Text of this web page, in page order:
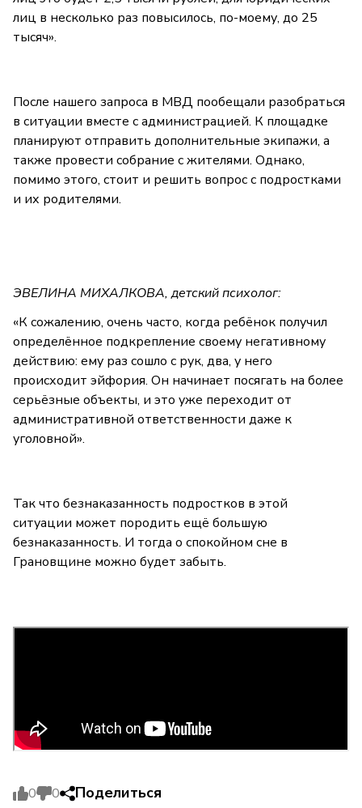
лиц в несколько раз повысилось, по-моему, до 25
тысяч».
После нашего запроса в МВД пообещали разобраться
в ситуации вместе с администрацией. К площадке
планируют отправить дополнительные экипажи, а
также провести собрание с жителями. Однако,
помимо этого, стоит и решить вопрос с подростками
и их родителями.
ЭВЕЛИНА МИХАЛКОВА, детский психолог:
«К сожалению, очень часто, когда ребёнок получил
определённое подкрепление своему негативному
действию: ему раз сошло с рук, два, у него
происходит эйфория. Он начинает посягать на более
серьёзные объекты, и это уже переходит от
административной ответственности даже к
уголовной».
Так что безнаказанность подростков в этой
ситуации может породить ещё большую
безнаказанность. И тогда о спокойном сне в
Грановщине можно будет забыть.
0 0 Поделиться